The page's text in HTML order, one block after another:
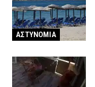
ΑΣΤΥΝΟΜΙΑ